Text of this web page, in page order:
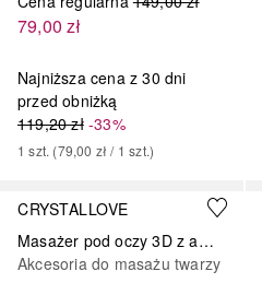
79,00 zł
Najniższa cena z 30 dni
przed obniżką
119,20 zł-33%
1 szt. (79,00 zł / 1 szt.)
CRYSTALLOVE
Masażer pod oczy 3D z ametystem i aplikator kremu
Akcesoria do masażu twarzy